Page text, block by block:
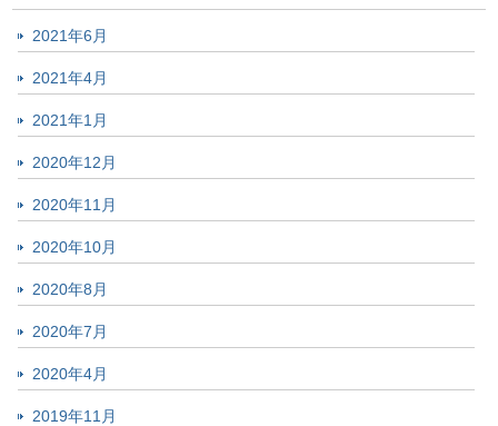
2021年6月
2021年4月
2021年1月
2020年12月
2020年11月
2020年10月
2020年8月
2020年7月
2020年4月
2019年11月